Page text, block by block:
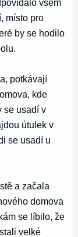
všem
místo pro
by se hodilo
potkávají
kde
se usadí v
útulek v
se usadí u
a začala
domova
se líbilo, že
velké